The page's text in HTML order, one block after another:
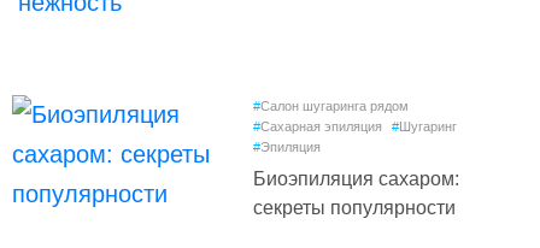
#Салон шугаринга рядом
#Сахарная эпиляция #Шугаринг
#Эпиляция
Биоэпиляция сахаром:
секреты популярности